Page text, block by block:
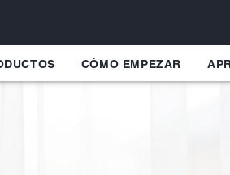
CÓMO EMPEZAR